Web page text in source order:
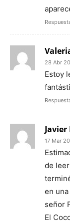
28 Abr
Estoy
17 Mar
de
en
señor
El